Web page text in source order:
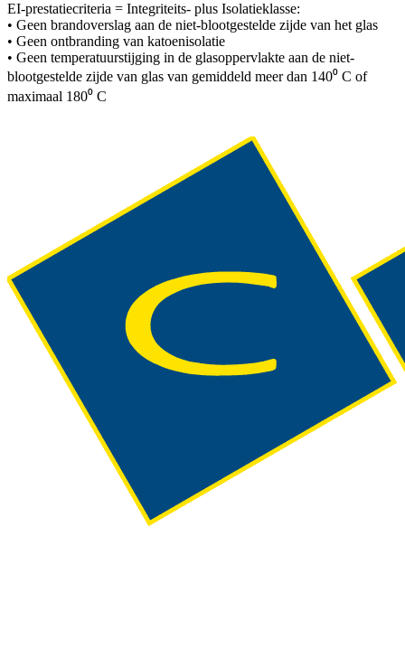
EI-prestatiecriteria = Integriteits- plus Isolatieklasse:
• Geen brandoverslag aan de niet-blootgestelde zijde van het glas
• Geen ontbranding van katoenisolatie
• Geen temperatuurstijging in de glasoppervlakte aan de niet-
blootgestelde zijde van glas van gemiddeld meer dan 140⁰ C of
maximaal 180⁰ C